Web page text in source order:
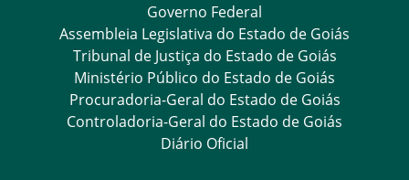
Governo Federal
Assembleia Legislativa do Estado de Goiás
Tribunal de Justiça do Estado de Goiás
Ministério Público do Estado de Goiás
Procuradoria-Geral do Estado de Goiás
Controladoria-Geral do Estado de Goiás
Diário Oficial